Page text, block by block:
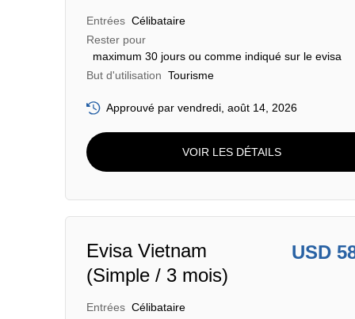
Entrées Célibataire
Rester pour
maximum 30 jours ou comme indiqué sur le evisa
But d'utilisation Tourisme
Approuvé par vendredi, août 14, 2026
VOIR LES DÉTAILS
Evisa Vietnam
(Simple / 3 mois)
USD
Entrées Célibataire